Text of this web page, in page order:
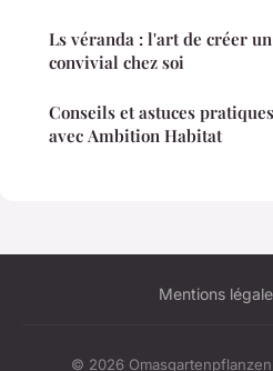
Ls véranda : l'art de créer
convivial chez soi
Conseils et astuces
avec Ambition Habitat
Mentions
© 2026